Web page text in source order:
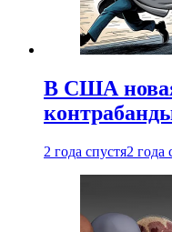
В США
2 года спустя2 года